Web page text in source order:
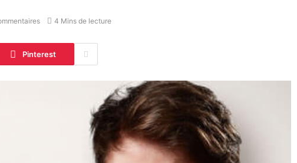
4 Mins de lecture
Pinterest